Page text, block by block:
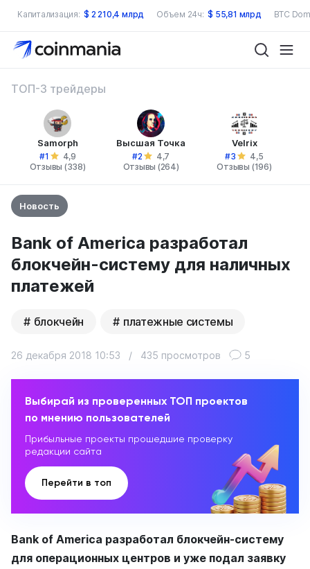
Капитализация: $ 2 210,4 млрд Объем 24ч: $ 55,81 млрд BTC
ТОП-3 трейдеры
Samorph
#1
4,9
Отзывы (338)
Высшая Точка
#2
4,7
Отзывы (264)
Velrix
#3
4,5
Отзывы (196)
Новость
Bank of America разработал
блокчейн-систему для наличных
платежей
блокчейн платежные системы
26 декабря 2018 10:53 / 435 просмотров 5
Выбирай из проверенных ТОП проектов
по мнению пользователей
Прибыльные проекты прошедшие проверку
редакции сайта
Перейти в топ
Bank of America разработал блокчейн-систему
для операционных центров и уже подал заявку